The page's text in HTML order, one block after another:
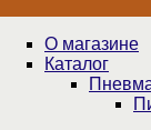
О магазине
Каталог